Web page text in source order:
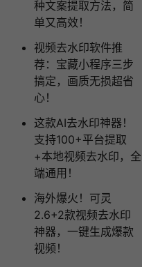
种文案提取方法，简
单又高效！
视频去水印软件推
荐：宝藏小程序三步
搞定，画质无损超省
心！
这款AI去水印神器！
支持100+平台提取
+本地视频去水印，全
端通用！
海外爆火！可灵
2.6+2款视频去水印
神器，一键生成爆款
视频！